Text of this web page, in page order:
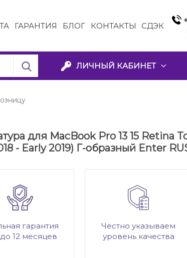
ГАРАНТИЯ БЛОГ КОНТАКТЫ СДЭК
ЛИЧНЫЙ КАБИНЕТ
для MacBook Pro 13 15 Retina
- Early 2019) Г-образный Enter
гарантия
12 месяцев
Честно указываем
уровень качества